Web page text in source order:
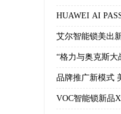
HUAWEI AI
艾尔智能锁美出
“格力与奥克斯大
品牌推广新模式
VOC智能锁新品